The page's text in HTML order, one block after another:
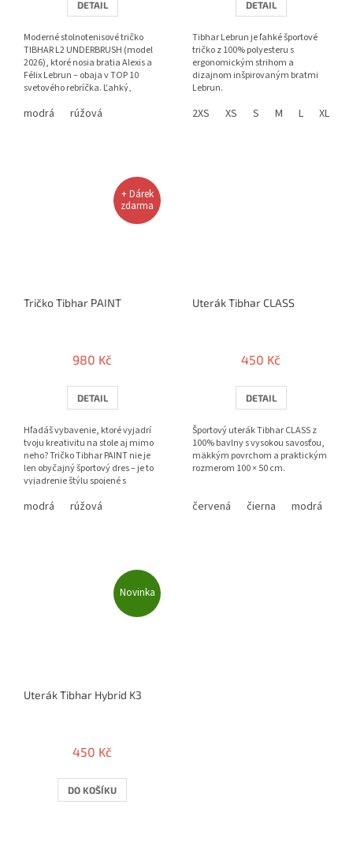
DETAIL
Moderné stolnotenisové tričko
TIBHAR L2 UNDERBRUSH (model
2026), ktoré nosia bratia Alexis a
Félix Lebrun – obaja v TOP 10
svetového rebríčka. Ľahký,
modrá rúžová
DETAIL
Tibhar Lebrun je ľahké športové
tričko z 100% polyesteru s
ergonomickým strihom a
dizajnom inšpirovaným bratmi
Lebrun.
2XS XS S M L XL
+ Dárek
zdarma
Tričko Tibhar PAINT
980 Kč
DETAIL
Hľadáš vybavenie, ktoré vyjadrí
tvoju kreativitu na stole aj mimo
neho? Tričko Tibhar PAINT nie je
len obyčajný športový dres – je to
vyjadrenie štýlu spojené s
modrá rúžová
Uterák Tibhar CLASS
450 Kč
DETAIL
Športový uterák Tibhar CLASS z
100% bavlny s vysokou savosťou,
mäkkým povrchom a praktickým
rozmerom 100 × 50 cm.
červená čierna modrá
Novinka
Uterák Tibhar Hybrid K3
450 Kč
DO KOŠÍKU